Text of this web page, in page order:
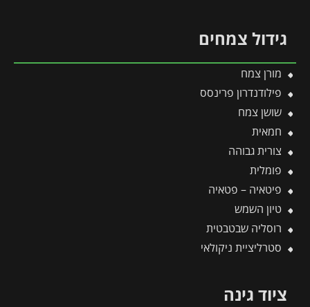
גידול צמחים
מורן צמח
פילודנדרון פרינסס
שושן צמח
חמאית
צורית גבוהה
פומלית
פיטאיה – פטאיה
טיון השמש
רוסליה שבטבטית
סטרליציית ניקולאי
ציוד גינה